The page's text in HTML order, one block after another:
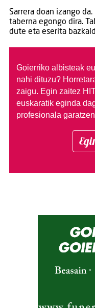
Sarrera doan izango
taberna egongo dira.
dute eta eserita
Goierriko albisteak
nahi dituzu?
zaigu. Egin zaitez
euskaratik eginda
profesionala